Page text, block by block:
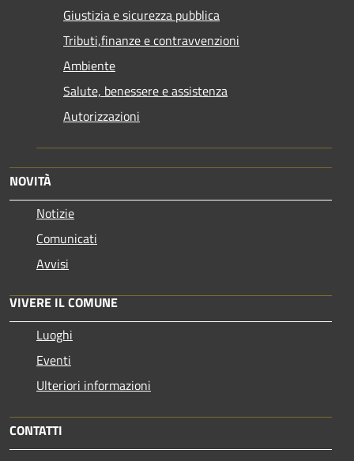
Giustizia e sicurezza pubblica
Tributi,finanze e contravvenzioni
Ambiente
Salute, benessere e assistenza
Autorizzazioni
NOVITÀ
Notizie
Comunicati
Avvisi
VIVERE IL COMUNE
Luoghi
Eventi
Ulteriori informazioni
CONTATTI